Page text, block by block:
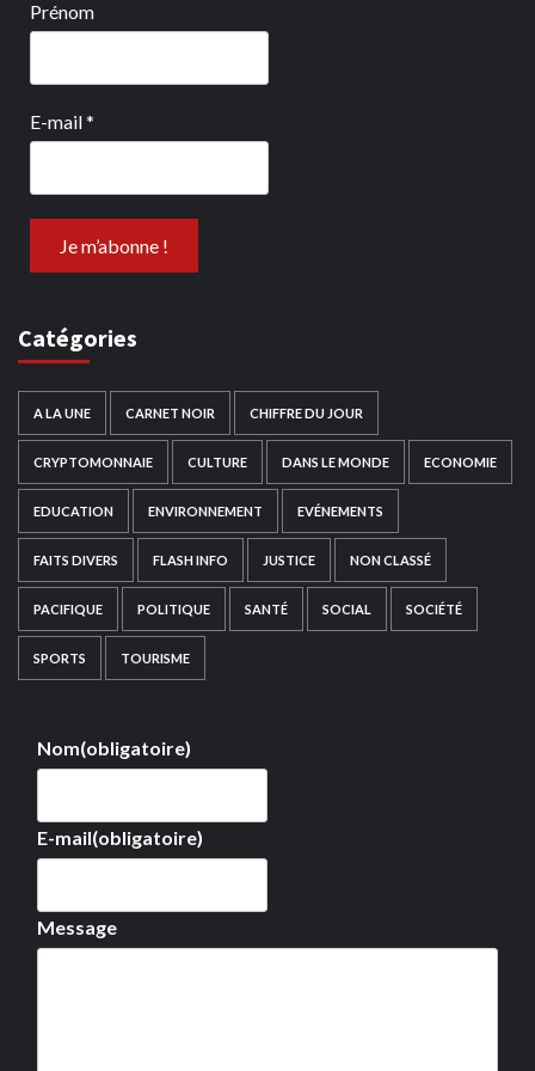
Prénom
E-mail*
Catégories
A LA UNE CARNET NOIR CHIFFRE DU JOUR
CRYPTOMONNAIE CULTURE DANS LE MONDE ECONOMIE
EDUCATION ENVIRONNEMENT EVÉNEMENTS
FAITS DIVERS FLASH INFO JUSTICE NON CLASSÉ
PACIFIQUE POLITIQUE SANTÉ SOCIAL SOCIÉTÉ
SPORTS TOURISME
Nom(obligatoire)
E-mail(obligatoire)
Message